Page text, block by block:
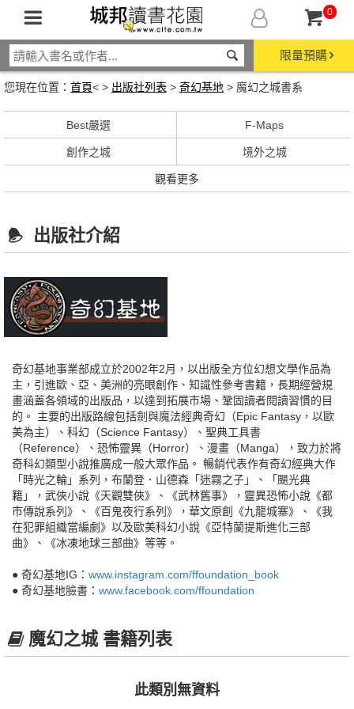
0
限量預購
您現在位置： 首頁< > 出版社列表 > 奇幻基地 > 魔幻之城書系
Best嚴選 F-Maps
創作之城 境外之城
觀看更多
出版社介紹
奇幻基地事業部成立於2002年2月，以出版全方位幻想文學作品為
主，引進歐、亞、美洲的亮眼創作、知識性參考書籍，長期經營規
畫涵蓋各領域的出版品，以達到拓展市場、鞏固讀者閱讀習慣的目
的。 主要的出版路線包括劍與魔法經典奇幻（Epic Fantasy，以歐
美為主）、科幻（Science Fantasy）、聖典工具書
（Reference）、恐怖靈異（Horror）、漫畫（Manga），致力於將
奇科幻類型小說推廣成一般大眾作品。 暢銷代表作有奇幻經典大作
「時光之輪」系列，布蘭登．山德森「迷霧之子」、「颶光典
籍」，武俠小說《天觀雙俠》、《武林舊事》，靈異恐怖小說《都
市傳說系列》、《百鬼夜行系列》，華文原創《九龍城寨》、《我
在犯罪組織當編劇》以及歐美科幻小說《亞特蘭提斯進化三部
曲》、《冰凍地球三部曲》等等。
● 奇幻基地IG： www.instagram.com/ffoundation_book
● 奇幻基地臉書： www.facebook.com/ffoundation
魔幻之城 書籍列表
此類別無資料